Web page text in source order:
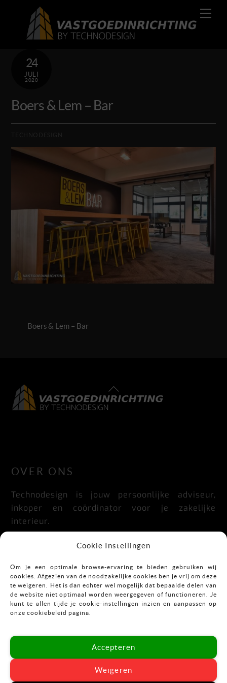
Cookie Instellingen
Om je een optimale browse-ervaring te bieden gebruiken wij
cookies. Afgezien van de noodzakelijke cookies ben je vrij om deze
te weigeren. Het is dan echter wel mogelijk dat bepaalde delen van
de website niet optimaal worden weergegeven of functioneren. Je
kunt te allen tijde je cookie-instellingen inzien en aanpassen op
onze cookiebeleid pagina.
Accepteren
Weigeren
content
24
JULI
2020
Boers & Lem – Bar
Boers & Lem – Bar
Back
To
OVER ONS
Technodesign is jouw persoonlijke adviseur,
inkoper en coördinator voor je zakelijke
interieur.
Praktisch, doordacht, stijlvol en flexibel.
CONTACT
Mekkelholtsweg 7
E:info@vastgoedinrichting.nl